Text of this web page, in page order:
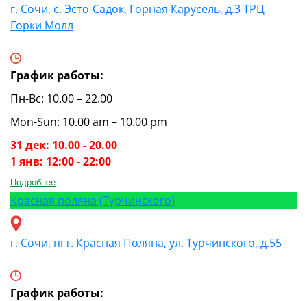
г. Сочи, с. Эсто-Садок, Горная Карусель, д.3 ТРЦ
Горки Молл
График работы:
Пн-Вс: 10.00 – 22.00
Mon-Sun: 10.00 am – 10.00 pm
31 дек: 10.00 - 20.00
1 янв: 12:00 - 22:00
Подробнее
Красная поляна (Турчинского)
г. Сочи, пгт. Красная Поляна, ул. Турчинского, д.55
График работы: